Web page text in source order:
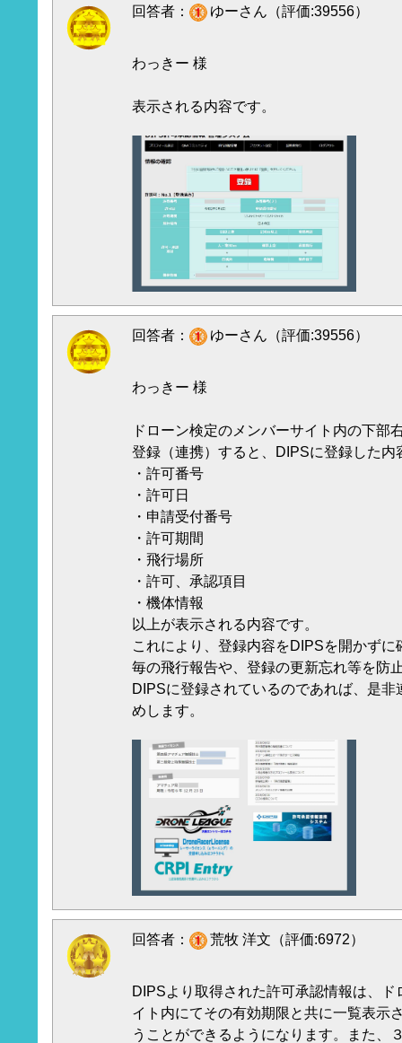
回答者： ゆーさん（評価:39556）
わっきー 様
表示される内容です。
回答者： ゆーさん（評価:39556）
わっきー 様
ドローン検定のメンバーサイト内の下部
登録（連携）すると、DIPSに登録した内
・許可番号
・許可日
・申請受付番号
・許可期間
・飛行場所
・許可、承認項目
・機体情報
以上が表示される内容です。
これにより、登録内容をDIPSを開かず
毎の飛行報告や、登録の更新忘れ等を防
DIPSに登録されているのであれば、是
めします。
回答者： 荒牧 洋文（評価:6972）
DIPSより取得された許可承認情報は、
イト内にてその有効期限と共に一覧表示
うことができるようになります。また、